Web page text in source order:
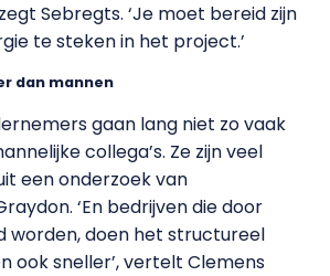
Sebregts. ‘Je moet bereid zijn
te steken in het project.’
dan mannen
gaan lang niet zo vaak
collega’s. Ze zijn veel
een onderzoek van
‘En bedrijven die door
worden, doen het structureel
ook sneller’, vertelt Clemens